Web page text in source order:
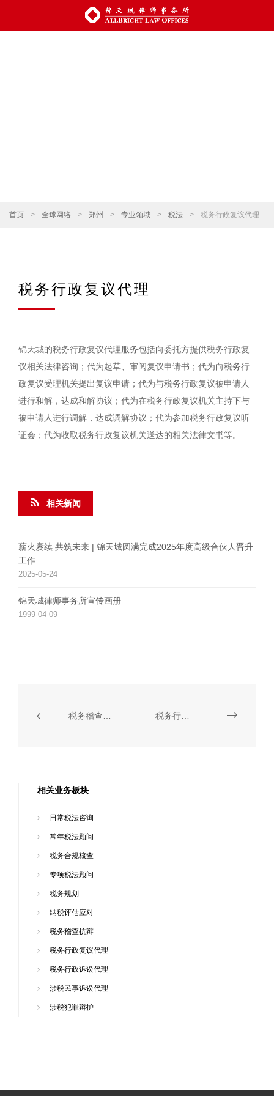
首页 > 全球网络 > 郑州 > 专业领域 > 税法 > 税务行政复议代理
税务行政复议代理
锦天城的税务行政复议代理服务包括向委托方提供税务行政复
议相关法律咨询；代为起草、审阅复议申请书；代为向税务行
政复议受理机关提出复议申请；代为与税务行政复议被申请人
进行和解，达成和解协议；代为在税务行政复议机关主持下与
被申请人进行调解，达成调解协议；代为参加税务行政复议听
证会；代为收取税务行政复议机关送达的相关法律文书等。
相关新闻
薪火赓续 共筑未来 | 锦天城圆满完成2025年度高级合伙人晋升
工作
2025-05-24
锦天城律师事务所宣传画册
1999-04-09
相关业务板块
日常税法咨询
常年税法顾问
税务合规核查
专项税法顾问
税务规划
纳税评估应对
税务稽查抗辩
税务行政复议代理
税务行政诉讼代理
涉税民事诉讼代理
涉税犯罪辩护